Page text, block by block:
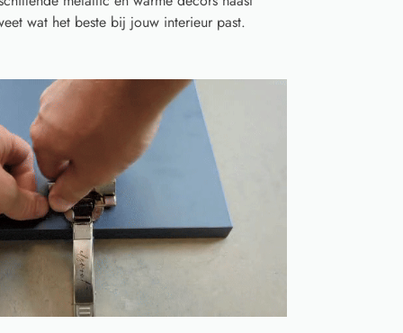
wat het beste bij jouw interieur past.